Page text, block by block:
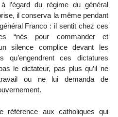
l’égard du régime du général
il conserva la même pendant
Franco : il sentit chez ces
“nés pour commander et
silence complice devant les
qu’engendrent ces dictatures
le dictateur, pas plus qu’il ne
ou ne lui demanda de
référence aux catholiques qui